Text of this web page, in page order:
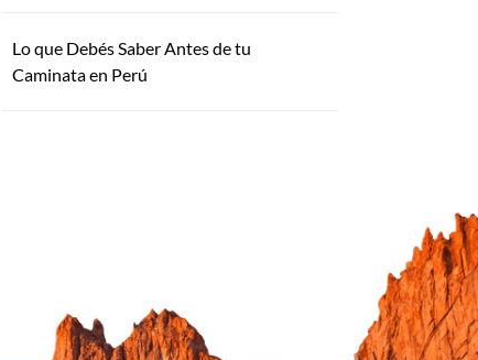
Lo que Debés Saber Antes de tu
Caminata en Perú